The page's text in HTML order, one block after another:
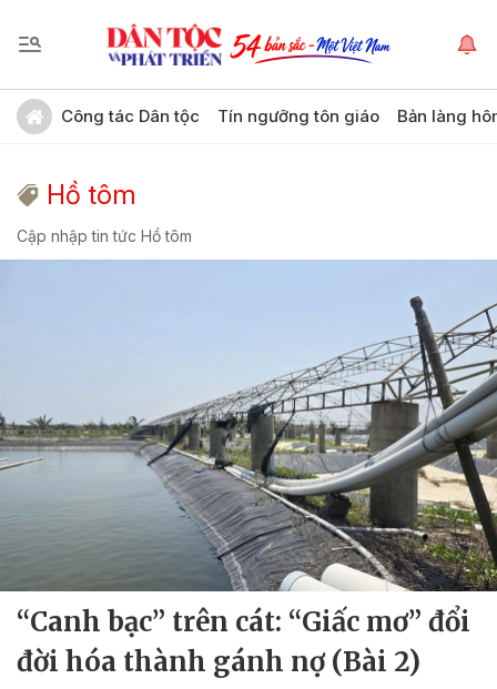
Công tác Dân tộc Tín ngưỡng tôn giáo Bản làng
Hồ tôm
Cập nhập tin tức Hồ tôm
“Canh bạc” trên cát: “Giấc mơ” đổi
đời hóa thành gánh nợ (Bài 2)